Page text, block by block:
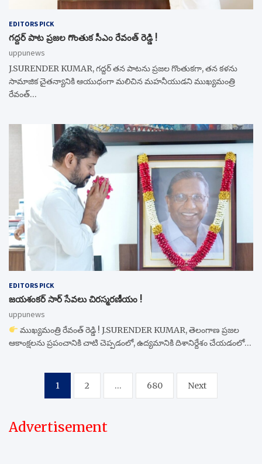
EDITORS PICK
గద్దర్ పాట ప్రజల గొంతుక సీఎం రేవంత్ రెడ్డి !
uppunews
J.SURENDER KUMAR, గద్దర్ తన పాటను ప్రజల గొంతుకగా, తన కళను
సామాజిక చైతన్యానికి ఆయుధంగా మలిచిన మహనీయుడని ముఖ్యమంత్రి
రేవంత్…
EDITORS PICK
జయశంకర్ సార్ సేవలు చిరస్మరణీయం !
uppunews
ముఖ్యమంత్రి రేవంత్ రెడ్డి ! J.SURENDER KUMAR, తెలంగాణ ప్రజల
ఆకాంక్షలను ప్రపంచానికి చాటి చెప్పడంలో, ఉద్యమానికి దిశానిర్దేశం చేయడంలో…
navigation
1 2 … 680 Next
Advertisement